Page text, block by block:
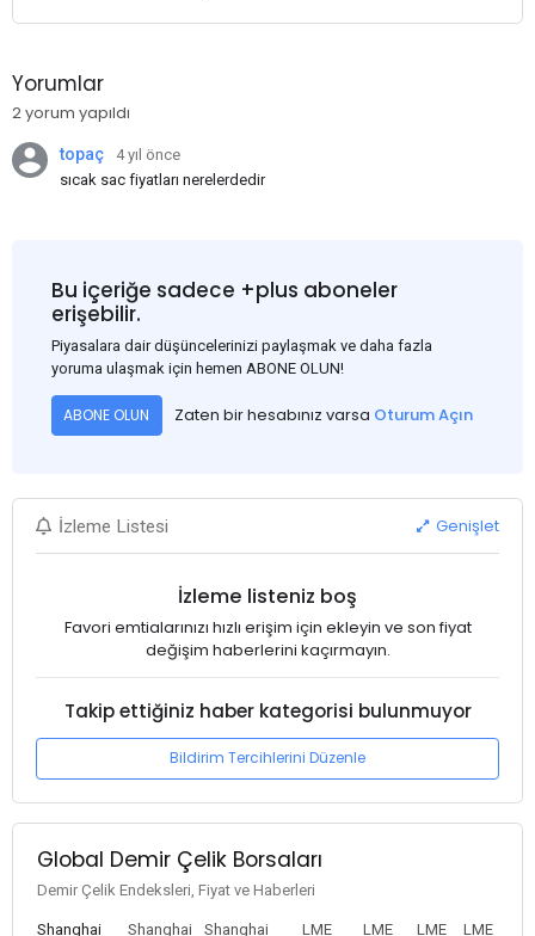
Yorumlar
2 yorum yapıldı
topaç
4 yıl önce
sıcak sac fiyatları nerelerdedir
Bu içeriğe sadece +plus aboneler
erişebilir.
Piyasalara dair düşüncelerinizi paylaşmak ve daha fazla
yoruma ulaşmak için hemen ABONE OLUN!
ABONE OLUN Zaten bir hesabınız varsa Oturum Açın
İzleme Listesi Genişlet
İzleme listeniz boş
Favori emtialarınızı hızlı erişim için ekleyin ve son fiyat
değişim haberlerini kaçırmayın.
Takip ettiğiniz haber kategorisi bulunmuyor
Bildirim Tercihlerini Düzenle
Global Demir Çelik Borsaları
Demir Çelik Endeksleri, Fiyat ve Haberleri
Shanghai
Shanghai
Shanghai
LME
LME
LME
LME